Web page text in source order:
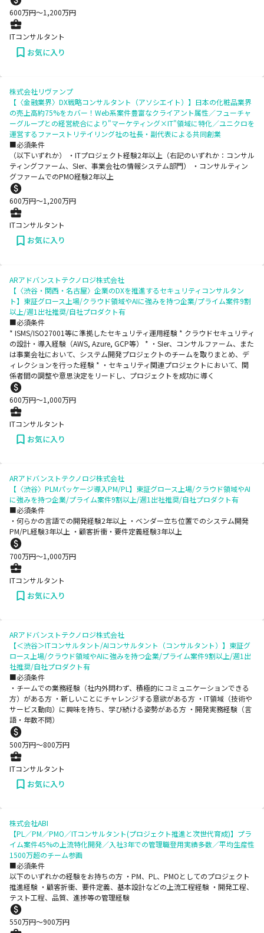
600万円〜1,200万円
ITコンサルタント
お気に入り
株式会社リヴァンプ
【〈金融業界〉DX戦略コンサルタント（アソシエイト）】日本の化粧品業界
の売上高約75%をカバー！Web系案件豊富なクライアント属性／フューチャ
ーグループとの経営統合により"マーケティング×IT"領域に特化／ユニクロを
運営するファーストリテイリング社の社長・副代表による共同創業
■必須条件
（以下いずれか） ・ITプロジェクト経験2年以上（右記のいずれか：コンサル
ティングファーム、SIer、事業会社の情報システム部門） ・コンサルティン
グファームでのPMO経験2年以上
600万円〜1,200万円
ITコンサルタント
お気に入り
ARアドバンストテクノロジ株式会社
【〈渋谷・関西・名古屋〉企業のDXを推進するセキュリティコンサルタン
ト】東証グロース上場/クラウド領域やAIに強みを持つ企業/プライム案件9割
以上/週1出社推奨/自社プロダクト有
■必須条件
* ISMS/ISO27001等に準拠したセキュリティ運用経験 * クラウドセキュリティ
の設計・導入経験（AWS, Azure, GCP等） * ・SIer、コンサルファーム、また
は事業会社において、システム開発プロジェクトのチームを取りまとめ、デ
ィレクションを行った経験 * ・セキュリティ関連プロジェクトにおいて、関
係者間の調整や意思決定をリードし、プロジェクトを成功に導く
600万円〜1,000万円
ITコンサルタント
お気に入り
ARアドバンストテクノロジ株式会社
【〈渋谷〉PLMパッケージ導入PM/PL】東証グロース上場/クラウド領域やAI
に強みを持つ企業/プライム案件9割以上/週1出社推奨/自社プロダクト有
■必須条件
・何らかの言語での開発経験2年以上 ・ベンダー立ち位置でのシステム開発
PM/PL経験3年以上 ・顧客折衝・要件定義経験3年以上
700万円〜1,000万円
ITコンサルタント
お気に入り
ARアドバンストテクノロジ株式会社
【＜渋谷＞ITコンサルタント/AIコンサルタント（コンサルタント）】東証グ
ロース上場/クラウド領域やAIに強みを持つ企業/プライム案件9割以上/週1出
社推奨/自社プロダクト有
■必須条件
・チームでの業務経験（社内外問わず、積極的にコミュニケーションできる
方）がある方 ・新しいことにチャレンジする意欲がある方 ・IT領域（技術や
サービス動向）に興味を持ち、学び続ける姿勢がある方 ・開発実務経験（言
語・年数不問）
500万円〜800万円
ITコンサルタント
お気に入り
株式会社ABI
【PL／PM／PMO／ITコンサルタント(プロジェクト推進と次世代育成)】プラ
イム案件45%の上流特化開発／入社3年での管理職登用実績多数／平均生産性
1500万超のチーム参画
■必須条件
以下のいずれかの経験をお持ちの方 ・PM、PL、PMOとしてのプロジェクト
推進経験 ・顧客折衝、要件定義、基本設計などの上流工程経験 ・開発工程、
テスト工程、品質、進捗等の管理経験
550万円〜900万円